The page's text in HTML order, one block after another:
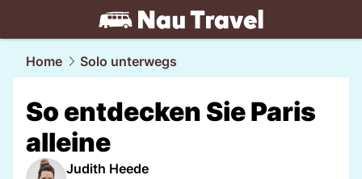
travel.NAU.ch
Home Solo unterwegs
So entdecken Sie Paris
alleine
Judith Heede